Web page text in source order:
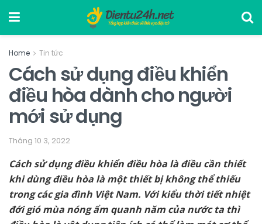
Home Tin tức
Cách sử dụng điều khiển
điều hòa dành cho người
mới sử dụng
Tháng 10 3, 2022
Cách sử dụng điều khiển điều hòa là điều cần thiết
khi dùng điều hòa là một thiết bị không thể thiếu
trong các gia đình Việt Nam. Với kiểu thời tiết nhiệt
đới gió mùa nóng ẩm quanh năm của nước ta thì